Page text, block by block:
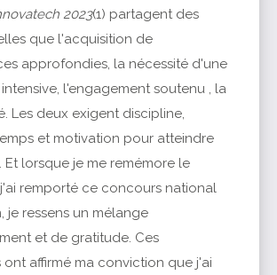
2023(1) partagent des
que l'acquisition de
approfondies, la nécessité d'une
l'engagement soutenu , la
Les deux exigent discipline,
et motivation pour atteindre
Et lorsque je me remémore le
remporté ce concours national
je ressens un mélange
et de gratitude. Ces
ont affirmé ma conviction que j'ai